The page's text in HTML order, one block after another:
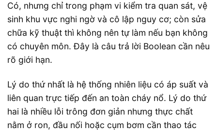
Có, nhưng chỉ trong phạm vi kiểm tra quan sát, vệ
sinh khu vực nghi ngờ và cô lập nguy cơ; còn sửa
chữa kỹ thuật thì không nên tự làm nếu bạn không
có chuyên môn. Đây là câu trả lời Boolean cần nêu
rõ giới hạn.
Lý do thứ nhất là hệ thống nhiên liệu có áp suất và
liên quan trực tiếp đến an toàn cháy nổ. Lý do thứ
hai là nhiều lỗi trông đơn giản nhưng thực chất
nằm ở ron, đầu nối hoặc cụm bơm cần thao tác